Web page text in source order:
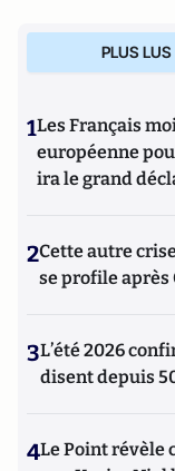
PLUS LUS
1Les Français
européenne
ira le grand
2Cette autre
se profile après
3L’été 2026
disent depuis
4Le Point révèle